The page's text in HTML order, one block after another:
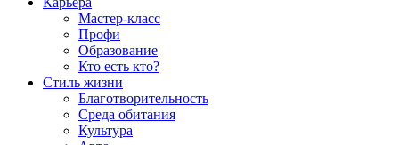
Мастер-класс
Профи
Образование
Кто есть кто?
Стиль жизни
Благотворительность
Среда обитания
Культура